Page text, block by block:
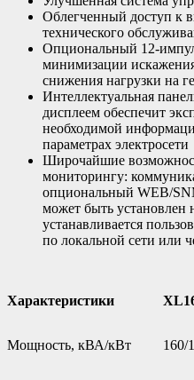
Облегченный доступ к
технического
Опциональный 12-
минимизации
снижения нагрузки на
Интеллектуальная
дисплеем обеспечит
необходимой
параметрах электросети
Широчайшие
мониторингу:
опциональный WEB/
может быть установлен
устанавливается
по локальной сети или
Характеристики
Мощность, кВА/кВт 160/